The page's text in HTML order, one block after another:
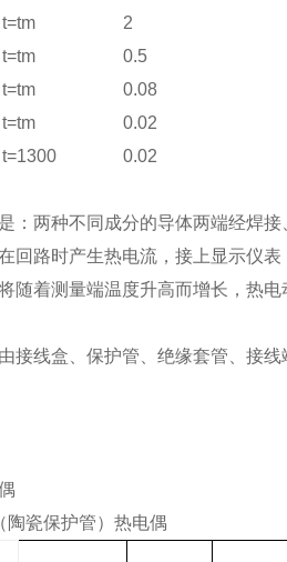
t=tm
2
t=tm
0.5
t=tm
0.08
t=tm
0.02
t=1300
0.02
：两种不同成分的导体两端经焊
回路时产生热电流，接上显示仪
随着测量端温度升高而增长，热
接线盒、保护管、绝缘套管、接
陶瓷保护管）热电偶